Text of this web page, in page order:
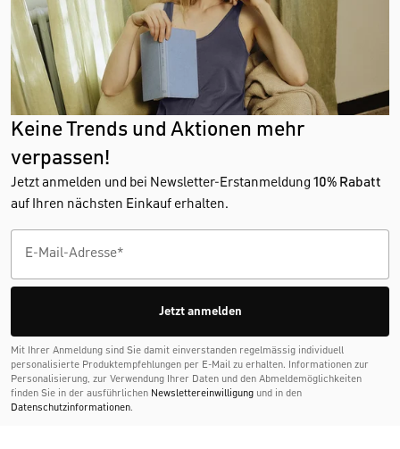
Keine Trends und Aktionen mehr
verpassen!
Jetzt anmelden und bei Newsletter-Erstanmeldung 10% Rabatt
auf Ihren nächsten Einkauf erhalten.
Jetzt anmelden
Mit Ihrer Anmeldung sind Sie damit einverstanden regelmässig individuell
personalisierte Produktempfehlungen per E-Mail zu erhalten. Informationen zur
Personalisierung, zur Verwendung Ihrer Daten und den Abmelde­möglichkeiten
finden Sie in der ausführlichen Newslettereinwilligung und in den
Datenschutzinformationen.